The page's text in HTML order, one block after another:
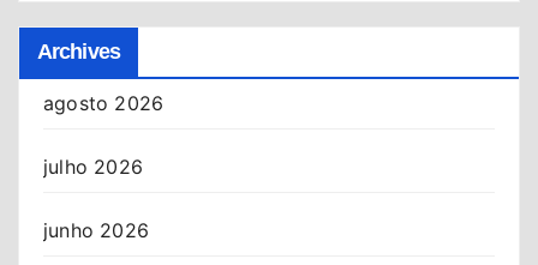
Archives
agosto 2026
julho 2026
junho 2026